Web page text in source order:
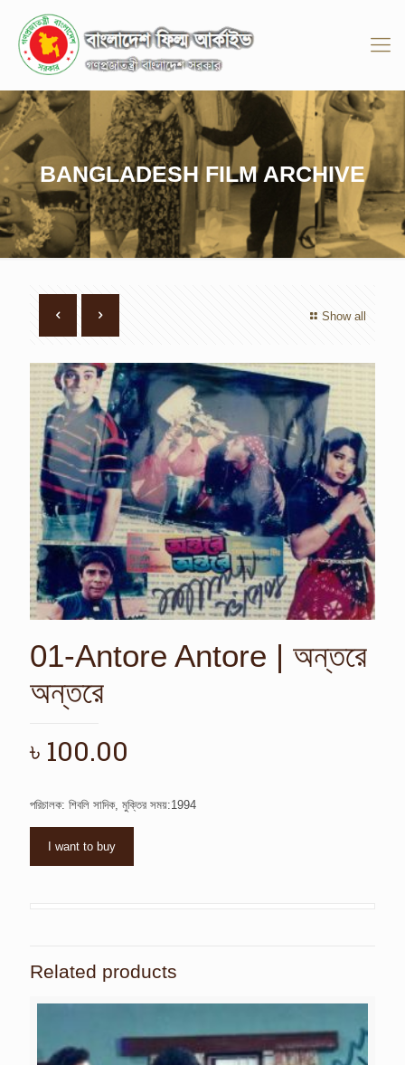
BANGLADESH FILM ARCHIVE
Show all
01-Antore Antore | অন্তরে
অন্তরে
৳ 100.00
পরিচালক: শিবলি সাদিক, মুক্তির সময়:1994
I want to buy
Related products